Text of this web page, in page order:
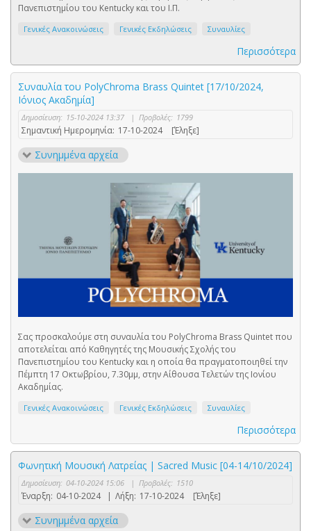
Πανεπιστημίου του Kentucky και του Ι.Π.
Γενικές Ανακοινώσεις Γενικές Εκδηλώσεις Συναυλίες
Περισσότερα
Συναυλία του PolyChroma Brass Quintet [17/10/2024,
Ιόνιος Ακαδημία]
Δημοσίευση: 15-10-2024 13:37 | Προβολές: 1799
Σημαντική Ημερομηνία: 17-10-2024 [Έληξε]
Συνημμένα αρχεία
Σας προσκαλούμε στη συναυλία του PolyChroma Brass Quintet που
αποτελείται από Καθηγητές της Μουσικής Σχολής του
Πανεπιστημίου του Kentucky και η οποία θα πραγματοποιηθεί την
Πέμπτη 17 Οκτωβρίου, 7.30μμ, στην Αίθουσα Τελετών της Ιονίου
Ακαδημίας.
Γενικές Ανακοινώσεις Γενικές Εκδηλώσεις Συναυλίες
Περισσότερα
Φωνητική Μουσική Λατρείας | Sacred Music [04-14/10/2024]
Δημοσίευση: 04-10-2024 15:06 | Προβολές: 1510
Έναρξη: 04-10-2024 | Λήξη: 17-10-2024 [Έληξε]
Συνημμένα αρχεία